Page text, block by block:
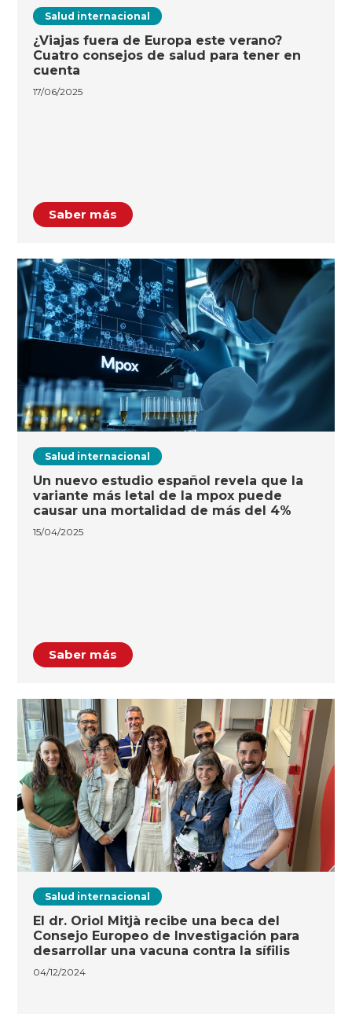
Salud internacional
¿Viajas fuera de Europa este verano?
Cuatro consejos de salud para tener en
cuenta
17/06/2025
Saber más
Salud internacional
Un nuevo estudio español revela que la
variante más letal de la mpox puede
causar una mortalidad de más del 4%
15/04/2025
Saber más
Salud internacional
El dr. Oriol Mitjà recibe una beca del
Consejo Europeo de Investigación para
desarrollar una vacuna contra la sífilis
04/12/2024